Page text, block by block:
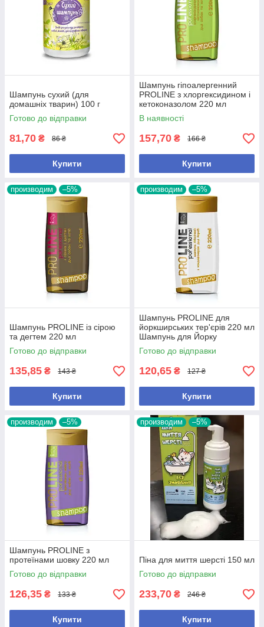
Шампунь сухий (для
домашніх тварин) 100 г
Готово до відправки
81,70 ₴ 86 ₴
Купити
Шампунь гіпоалергенний
PROLINE з хлоргексидином і
кетоконазолом 220 мл
В наявності
157,70 ₴ 166 ₴
Купити
производим –5%
Шампунь PROLINE із сірою
та дегтем 220 мл
Готово до відправки
135,85 ₴ 143 ₴
Купити
производим –5%
Шампунь PROLINE для
йоркширських тер'єрів 220 мл
Шампунь для Йорку
Готово до відправки
120,65 ₴ 127 ₴
Купити
производим –5%
Шампунь PROLINE з
протеїнами шовку 220 мл
Готово до відправки
126,35 ₴ 133 ₴
Купити
производим –5%
Піна для миття шерсті 150 мл
Готово до відправки
233,70 ₴ 246 ₴
Купити